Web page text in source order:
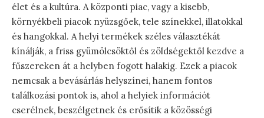
élet és a kultúra. A központi piac, vagy a kisebb,
környékbeli piacok nyüzsgőek, tele színekkel, illatokkal
és hangokkal. A helyi termékek széles választékát
kínálják, a friss gyümölcsöktől és zöldségektől kezdve a
fűszereken át a helyben fogott halakig. Ezek a piacok
nemcsak a bevásárlás helyszínei, hanem fontos
találkozási pontok is, ahol a helyiek információt
cserélnek, beszélgetnek és erősítik a közösségi